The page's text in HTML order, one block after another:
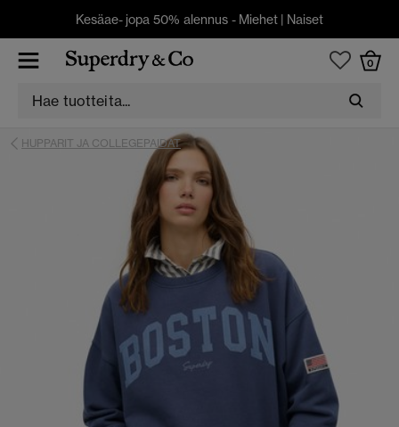
Kesäae- jopa 50% alennus - Miehet | Naiset
0
HUPPARIT JA COLLEGEPAIDAT